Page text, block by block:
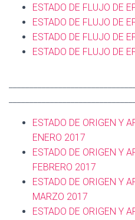
ESTADO DE FLUJO DE
ESTADO DE FLUJO DE
ESTADO DE FLUJO DE
ESTADO DE FLUJO DE
ESTADO DE ORIGEN Y
ENERO 2017
ESTADO DE ORIGEN Y
FEBRERO 2017
ESTADO DE ORIGEN Y
MARZO 2017
ESTADO DE ORIGEN Y